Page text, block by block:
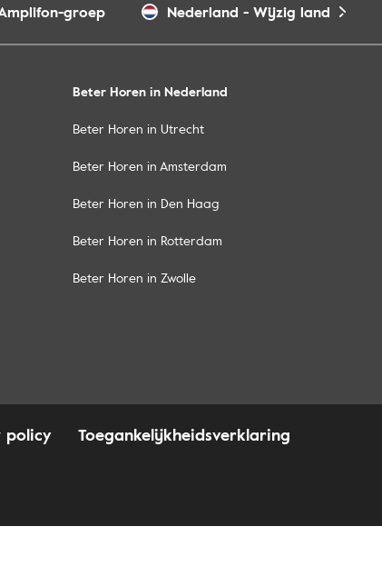
groep Nederland - Wijzig land
Beter Horen in Nederland
Beter Horen in Utrecht
Beter Horen in Amsterdam
Beter Horen in Den Haag
Beter Horen in Rotterdam
Beter Horen in Zwolle
policy
Toegankelijkheidsverklaring